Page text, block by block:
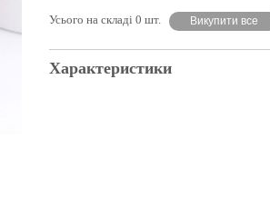
Усього на складі 0 шт. Викупити все
Характеристики